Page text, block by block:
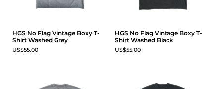
HGS No Flag Vintage Boxy T-
Shirt Washed Grey
US$55.00
HGS No Flag Vintage Boxy T-
Shirt Washed Black
US$55.00